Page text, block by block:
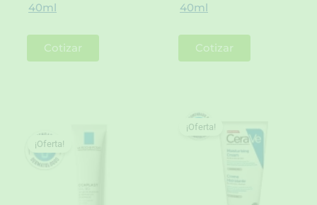
40ml
Cotizar
40ml
Cotizar
¡Oferta!
¡Oferta!